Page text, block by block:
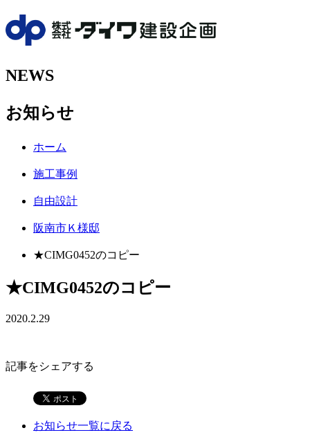
NEWS
お知らせ
ホーム
施工事例
自由設計
阪南市Ｋ様邸
★CIMG0452のコピー
★CIMG0452のコピー
2020.2.29
記事をシェアする
お知らせ一覧に戻る